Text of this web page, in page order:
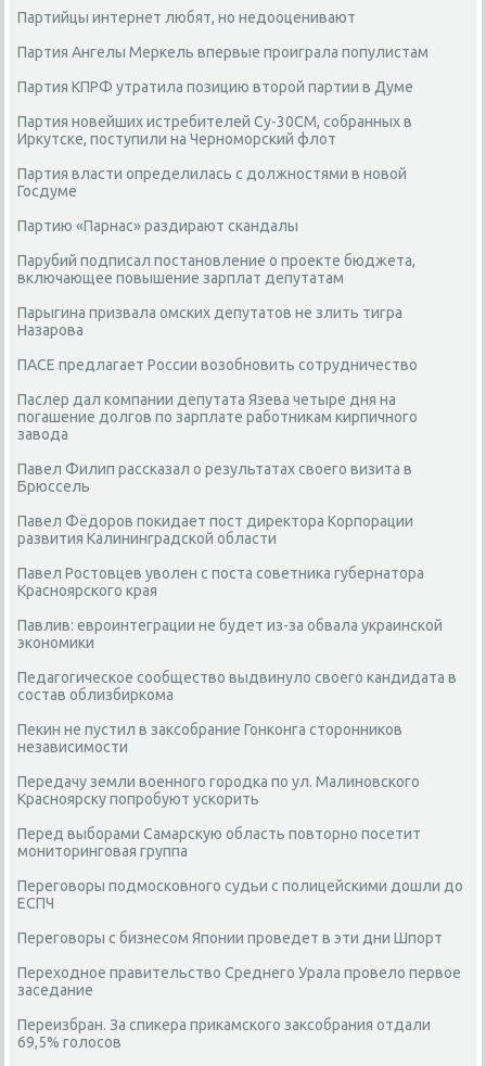
Партийцы интернет любят, но недооценивают
Партия Ангелы Меркель впервые проиграла популистам
Партия КПРФ утратила позицию второй партии в Думе
Партия новейших истребителей Су-30СМ, собранных в
Иркутске, поступили на Черноморский флот
Партия власти определилась с должностями в новой
Госдуме
Партию «Парнас» раздирают скандалы
Парубий подписал постановление о проекте бюджета,
включающее повышение зарплат депутатам
Парыгина призвала омских депутатов не злить тигра
Назарова
ПАСЕ предлагает России возобновить сотрудничество
Паслер дал компании депутата Язева четыре дня на
погашение долгов по зарплате работникам кирпичного
завода
Павел Филип рассказал о результатах своего визита в
Брюссель
Павел Фёдоров покидает пост директора Корпорации
развития Калининградской области
Павел Ростовцев уволен с поста советника губернатора
Красноярского края
Павлив: евроинтеграции не будет из-за обвала украинской
экономики
Педагогическое сообщество выдвинуло своего кандидата в
состав облизбиркома
Пекин не пустил в заксобрание Гонконга сторонников
независимости
Передачу земли военного городка по ул. Малиновского
Красноярску попробуют ускорить
Перед выборами Самарскую область повторно посетит
мониторинговая группа
Переговоры подмосковного судьи с полицейскими дошли до
ЕСПЧ
Переговоры с бизнесом Японии проведет в эти дни Шпорт
Переходное правительство Среднего Урала провело первое
заседание
Переизбран. За спикера прикамского заксобрания отдали
69,5% голосов